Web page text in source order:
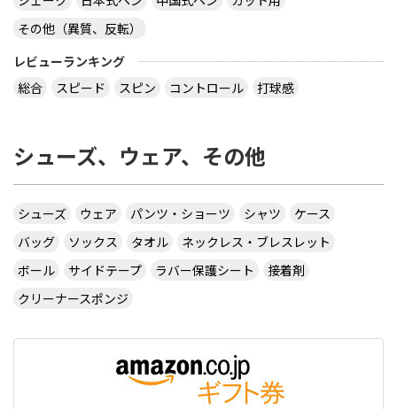
その他（異質、反転）
レビューランキング
総合
スピード スピン コントロール 打球感
シューズ、ウェア、その他
シューズ ウェア パンツ・ショーツ シャツ
ケース
バッグ
ソックス タオル
ネックレス・ブレスレット
ボール
サイドテープ ラバー保護シート
接着剤
クリーナースポンジ